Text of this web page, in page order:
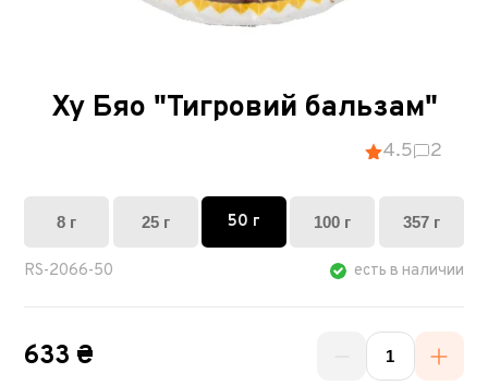
Ху Бяо "Тигровий бальзам"
4.5 2
8 г 25 г 50 г 100 г 357 г
RS-2066-50 есть в наличии
633 ₴